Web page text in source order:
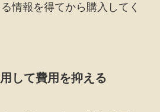
情報を得てから購入してく
して費用を抑える